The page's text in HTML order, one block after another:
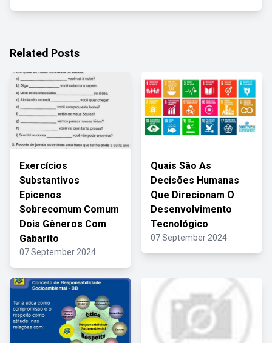
Related Posts
Exercícios
Substantivos
Epicenos
Sobrecomum Comum
Dois Gêneros Com
Gabarito
07 September 2024
Quais São As
Decisões Humanas
Que Direcionam O
Desenvolvimento
Tecnológico
07 September 2024